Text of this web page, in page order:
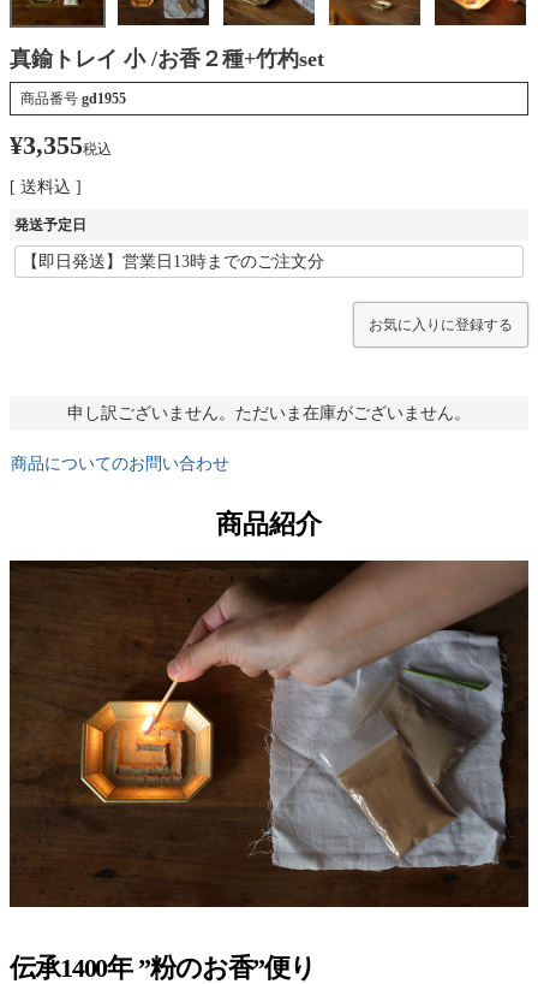
真鍮トレイ 小 /お香２種+竹杓set
商品番号 gd1955
¥3,355税込
送料込
発送予定日
お気に入りに登録する
申し訳ございません。ただいま在庫がございません。
商品についてのお問い合わせ
商品紹介
伝承1400年 ”粉のお香”便り